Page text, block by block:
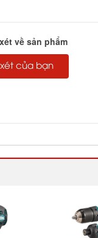
về sản phẩm
của bạn